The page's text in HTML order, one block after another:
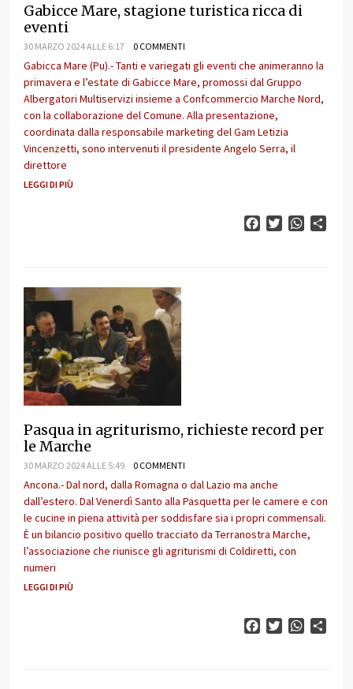
Gabicce Mare, stagione turistica ricca di
eventi
30 MARZO 2024 ALLE 6:17 0 COMMENTI
Gabicca Mare (Pu).- Tanti e variegati gli eventi che animeranno la
primavera e l’estate di Gabicce Mare, promossi dal Gruppo
Albergatori Multiservizi insieme a Confcommercio Marche Nord,
con la collaborazione del Comune. Alla presentazione,
coordinata dalla responsabile marketing del Gam Letizia
Vincenzetti, sono intervenuti il presidente Angelo Serra, il
direttore
LEGGI DI PIÙ
FacebookTwitter
Pasqua in agriturismo, richieste record per
le Marche
30 MARZO 2024 ALLE 5:49 0 COMMENTI
Ancona.- Dal nord, dalla Romagna o dal Lazio ma anche
dall’estero. Dal Venerdì Santo alla Pasquetta per le camere e con
le cucine in piena attività per soddisfare sia i propri commensali.
È un bilancio positivo quello tracciato da Terranostra Marche,
l’associazione che riunisce gli agriturismi di Coldiretti, con
numeri
LEGGI DI PIÙ
FacebookTwitter